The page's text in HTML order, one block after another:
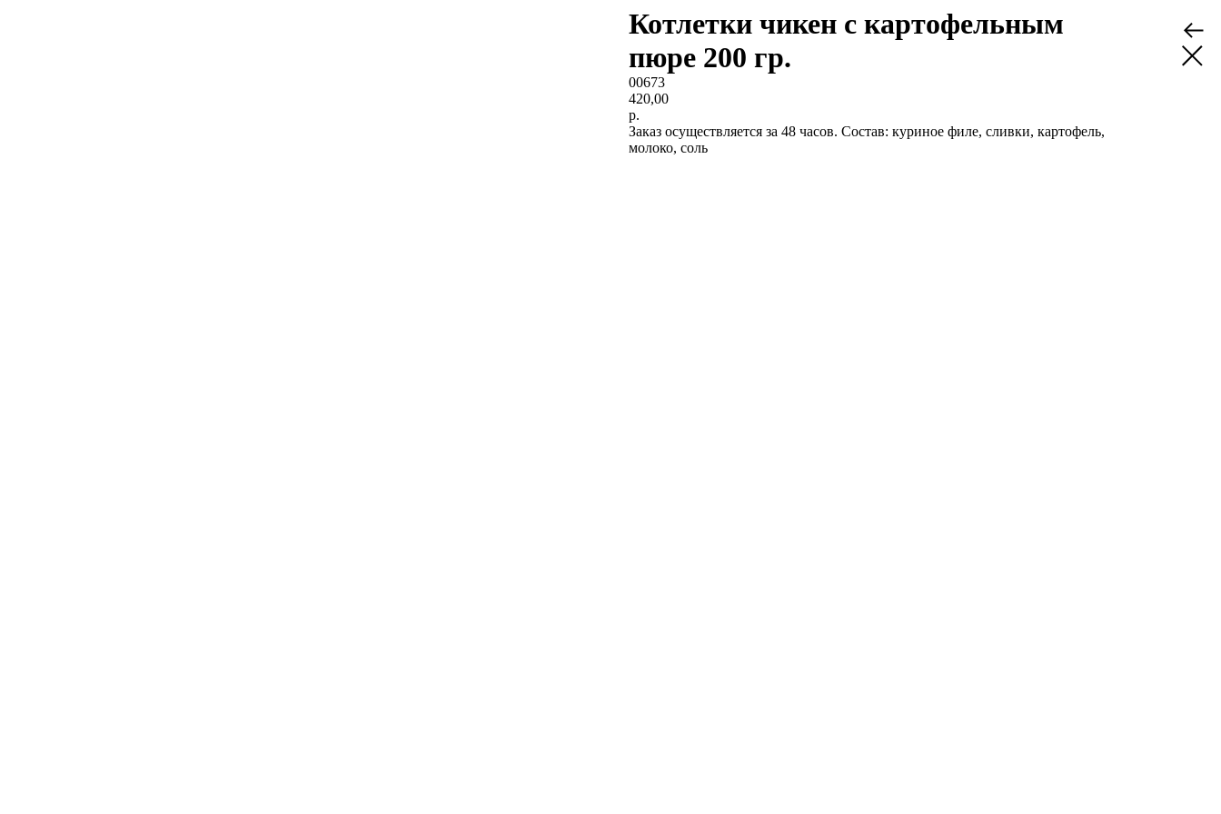
Котлетки чикен с картофельным
пюре 200 гр.
00673
420,00
р.
Заказ осуществляется за 48 часов. Состав: куриное филе, сливки, картофель,
молоко, соль